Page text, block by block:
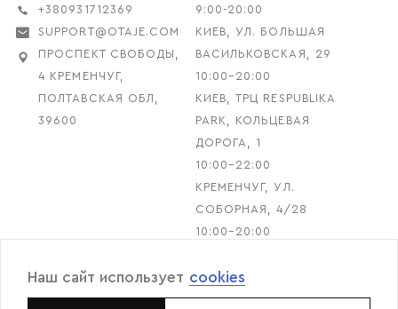
Наш сайт использует cookies
+380931712369
SUPPORT@OTAJE.COM
ПРОСПЕКТ СВОБОДЫ,
4 КРЕМЕНЧУГ,
ПОЛТАВСКАЯ ОБЛ,
39600
9:00-20:00
КИЕВ, УЛ. БОЛЬШАЯ
ВАСИЛЬКОВСКАЯ, 29
10:00–20:00
КИЕВ, ТРЦ RESPUBLIKA
PARK, КОЛЬЦЕВАЯ
ДОРОГА, 1
10:00–22:00
КРЕМЕНЧУГ, УЛ.
СОБОРНАЯ, 4/28
10:00–20:00